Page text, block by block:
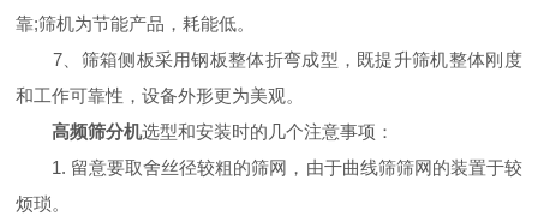
靠;筛机为节能产品，耗能低。
7、筛箱侧板采用钢板整体折弯成型，既提升筛机整体刚度
和工作可靠性，设备外形更为美观。
高频筛分机选型和安装时的几个注意事项：
1. 留意要取舍丝径较粗的筛网，由于曲线筛筛网的装置于较
烦琐。